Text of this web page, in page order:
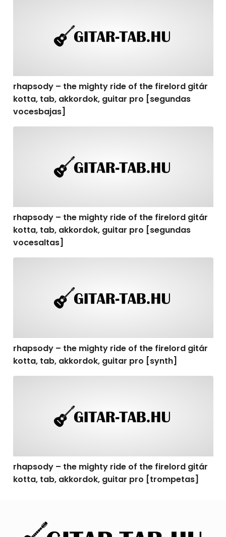
rhapsody – the mighty ride of the firelord gitár
kotta, tab, akkordok, guitar pro [segundas
vocesbajas]
rhapsody – the mighty ride of the firelord gitár
kotta, tab, akkordok, guitar pro [segundas
vocesaltas]
rhapsody – the mighty ride of the firelord gitár
kotta, tab, akkordok, guitar pro [synth]
rhapsody – the mighty ride of the firelord gitár
kotta, tab, akkordok, guitar pro [trompetas]